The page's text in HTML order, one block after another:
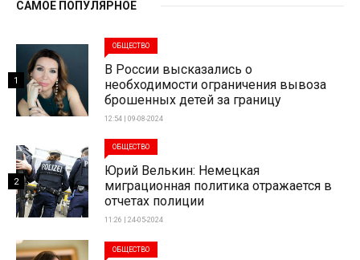
САМОЕ ПОПУЛЯРНОЕ
ОБЩЕСТВО
В России высказались о
необходимости ограничения вывоза
брошенных детей за границу
12:54 | 09-08-2024
1
ОБЩЕСТВО
Юрий Велькин: Немецкая
миграционная политика отражается в
отчетах полиции
11:26 | 24-05-2024
2
ОБЩЕСТВО